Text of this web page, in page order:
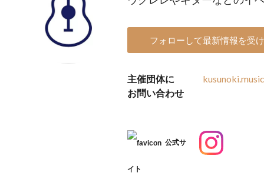
フォローして最新情報を受
主催団体に
お問い合わせ
公式サ
イト